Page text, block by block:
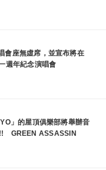
會座無虛席，並宣布將在
週年紀念演唱會
」的屋頂俱樂部將舉辦音
GREEN ASSASSIN